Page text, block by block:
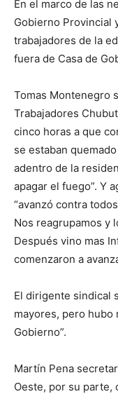
En el marco de las
Gobierno Provincial
trabajadores de la
fuera de Casa de
Tomas Montenegro
Trabajadores
cinco horas a que
se estaban
adentro de la
apagar el fuego”. Y
“avanzó contra
Nos reagrupamos y
Después vino mas
comenzaron a
El dirigente sindical
mayores, pero hubo
Gobierno”.
Martín Pena
Oeste, por su parte,